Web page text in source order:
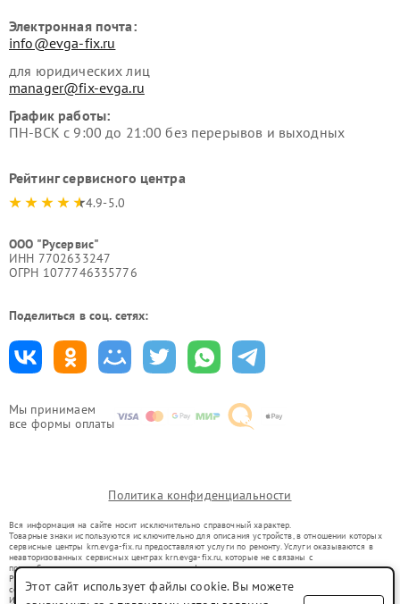
Мы принимаем
все формы оплаты
Электронная почта:
info@evga-fix.ru
для юридических лиц
manager@fix-evga.ru
График работы:
ПН-ВСК с 9:00 до 21:00 без перерывов и выходных
Рейтинг сервисного центра
4.9-5.0
ООО "Русервис"
ИНН 7702633247
ОГРН 1077746335776
Поделиться в соц. сетях:
Политика конфиденциальности
Вся информация на сайте носит исключительно справочный характер.
Товарные знаки используются исключительно для описания устройств, в отношении которых
сервисные центры krn.evga-fix.ru предоставляют услуги по ремонту. Услуги оказываются в
неавторизованных сервисных центрах krn.evga-fix.ru, которые не связаны с
правообладателями товарных знаков или их официальными представителями.
Ремонт осуществляется для устройств, уже введенных в гражданский оборот в соответствии
со статьей 1487 ГК РФ.
Использование товарных знаков не преследует цели индивидуализации услуг или введения
Этот сайт использует файлы cookie. Вы можете